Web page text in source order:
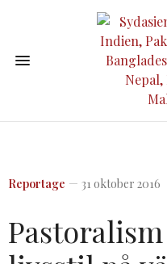
Reportage 31 oktober 2016